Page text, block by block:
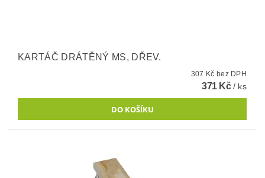
KARTÁČ DRÁTĚNÝ MS, DŘEV.
307 Kč bez DPH
371 Kč/ ks